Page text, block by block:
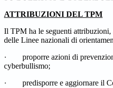
ATTRIBUZIONI DEL TPM
Il TPM ha le seguenti attribuzioni,
delle Linee nazionali di
· proporre azioni di
cyberbullismo;
· predisporre e aggiornare il